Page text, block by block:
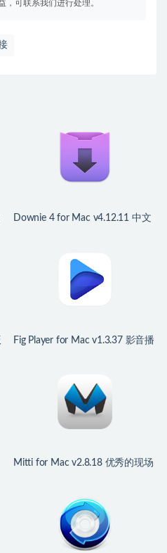
，可联系我们进行处理。
Downie 4 for Mac v4.12.11 中文
Fig Player for Mac v1.3.37 影音播
Mitti for Mac v2.8.18 优秀的现场